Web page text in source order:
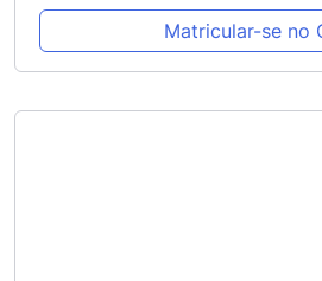
Matricular-se no